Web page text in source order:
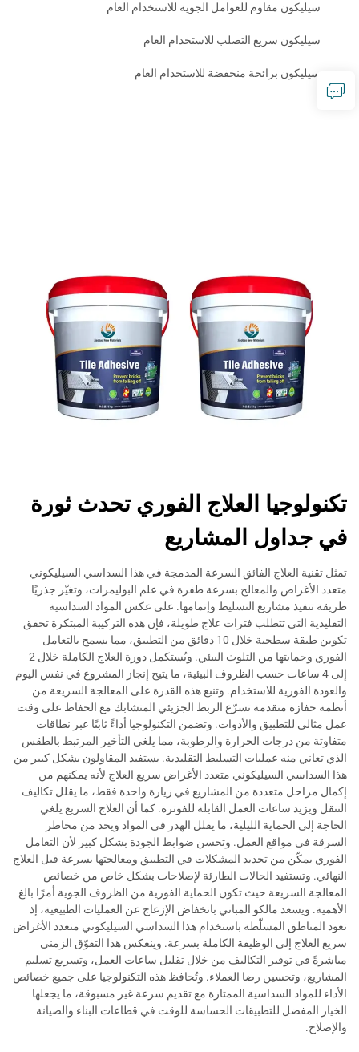
سيليكون مقاوم للعوامل الجوية للاستخدام العام
سيليكون سريع التصلب للاستخدام العام
سيليكون برائحة منخفضة للاستخدام العام
تكنولوجيا العلاج الفوري تحدث ثورة
في جداول المشاريع
تمثل تقنية العلاج الفائق السرعة المدمجة في هذا السداسي السيليكوني
متعدد الأغراض والمعالج بسرعة طفرة في علم البوليمرات، وتغيّر جذريًا
طريقة تنفيذ مشاريع التسليط وإتمامها. على عكس المواد السداسية
التقليدية التي تتطلب فترات علاج طويلة، فإن هذه التركيبة المبتكرة تحقق
تكوين طبقة سطحية خلال 10 دقائق من التطبيق، مما يسمح بالتعامل
الفوري وحمايتها من التلوث البيئي. ويُستكمل دورة العلاج الكاملة خلال 2
إلى 4 ساعات حسب الظروف البيئية، ما يتيح إنجاز المشروع في نفس اليوم
والعودة الفورية للاستخدام. وتنبع هذه القدرة على المعالجة السريعة من
أنظمة حفازة متقدمة تسرّع الربط الجزيئي المتشابك مع الحفاظ على وقت
عمل مثالي للتطبيق والأدوات. وتضمن التكنولوجيا أداءً ثابتًا عبر نطاقات
متفاوتة من درجات الحرارة والرطوبة، مما يلغي التأخير المرتبط بالطقس
الذي تعاني منه عمليات التسليط التقليدية. يستفيد المقاولون بشكل كبير من
هذا السداسي السيليكوني متعدد الأغراض سريع العلاج لأنه يمكنهم من
إكمال مراحل متعددة من المشاريع في زيارة واحدة فقط، ما يقلل تكاليف
التنقل ويزيد ساعات العمل القابلة للفوترة. كما أن العلاج السريع يلغي
الحاجة إلى الحماية الليلية، ما يقلل الهدر في المواد ويحد من مخاطر
السرقة في مواقع العمل. وتحسن ضوابط الجودة بشكل كبير لأن التعامل
الفوري يمكّن من تحديد المشكلات في التطبيق ومعالجتها بسرعة قبل العلاج
النهائي. وتستفيد الحالات الطارئة لإصلاحات بشكل خاص من خصائص
المعالجة السريعة حيث تكون الحماية الفورية من الظروف الجوية أمرًا بالغ
الأهمية. ويسعد مالكو المباني بانخفاض الإزعاج عن العمليات الطبيعية، إذ
تعود المناطق المسلّطة باستخدام هذا السداسي السيليكوني متعدد الأغراض
سريع العلاج إلى الوظيفة الكاملة بسرعة. وينعكس هذا التفوّق الزمني
مباشرةً في توفير التكاليف من خلال تقليل ساعات العمل، وتسريع تسليم
المشاريع، وتحسين رضا العملاء. وتُحافظ هذه التكنولوجيا على جميع خصائص
الأداء للمواد السداسية الممتازة مع تقديم سرعة غير مسبوقة، ما يجعلها
الخيار المفضل للتطبيقات الحساسة للوقت في قطاعات البناء والصيانة
والإصلاح.